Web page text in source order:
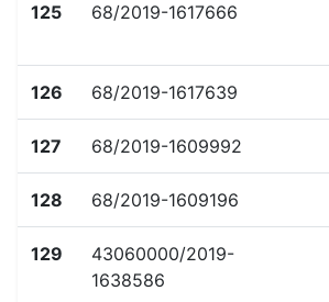
125 68/2019-1617666
126 68/2019-1617639
127 68/2019-1609992
128 68/2019-1609196
129
43060000/2019-
1638586